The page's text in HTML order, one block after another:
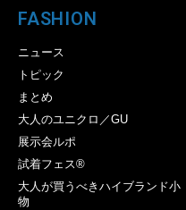
FASHION
ニュース
トピック
まとめ
大人のユニクロ／GU
展示会ルポ
試着フェス®︎
大人が買うべきハイブランド小
物